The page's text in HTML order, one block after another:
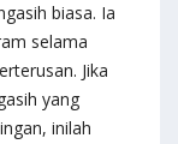
biasa. Ia
selama
Jika
yang
inilah